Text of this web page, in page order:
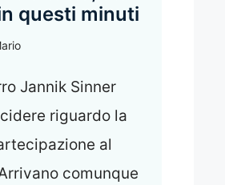
questi minuti
Jannik Sinner
riguardo la
al
comunque